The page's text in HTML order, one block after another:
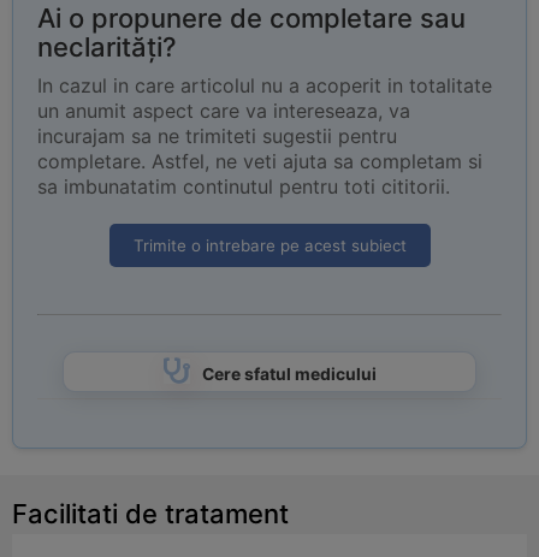
Ai o propunere de completare sau
neclarități?
In cazul in care articolul nu a acoperit in totalitate
un anumit aspect care va intereseaza, va
incurajam sa ne trimiteti sugestii pentru
completare. Astfel, ne veti ajuta sa completam si
sa imbunatatim continutul pentru toti cititorii.
Trimite o intrebare pe acest subiect
Cere sfatul medicului
Facilitati de tratament